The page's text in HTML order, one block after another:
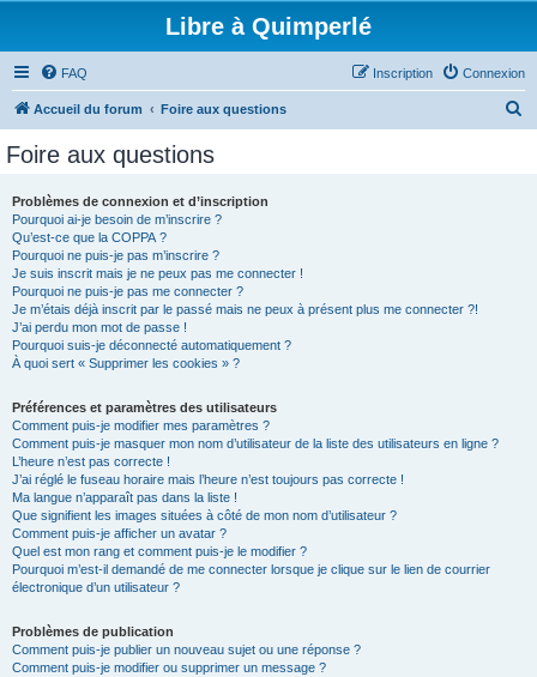
Libre à Quimperlé
FAQ Connexion
Inscription
Accueil du forum Foire aux questions
Foire aux questions
Problèmes de connexion et d’inscription
Pourquoi ai-je besoin de m’inscrire ?
Qu’est-ce que la COPPA ?
Pourquoi ne puis-je pas m’inscrire ?
Je suis inscrit mais je ne peux pas me connecter !
Pourquoi ne puis-je pas me connecter ?
Je m’étais déjà inscrit par le passé mais ne peux à présent plus me connecter ?!
J’ai perdu mon mot de passe !
Pourquoi suis-je déconnecté automatiquement ?
À quoi sert « Supprimer les cookies » ?
Préférences et paramètres des utilisateurs
Comment puis-je modifier mes paramètres ?
Comment puis-je masquer mon nom d’utilisateur de la liste des utilisateurs en ligne ?
L’heure n’est pas correcte !
J’ai réglé le fuseau horaire mais l’heure n’est toujours pas correcte !
Ma langue n’apparaît pas dans la liste !
Que signifient les images situées à côté de mon nom d’utilisateur ?
Comment puis-je afficher un avatar ?
Quel est mon rang et comment puis-je le modifier ?
Pourquoi m’est-il demandé de me connecter lorsque je clique sur le lien de courrier
électronique d’un utilisateur ?
Problèmes de publication
Comment puis-je publier un nouveau sujet ou une réponse ?
Comment puis-je modifier ou supprimer un message ?